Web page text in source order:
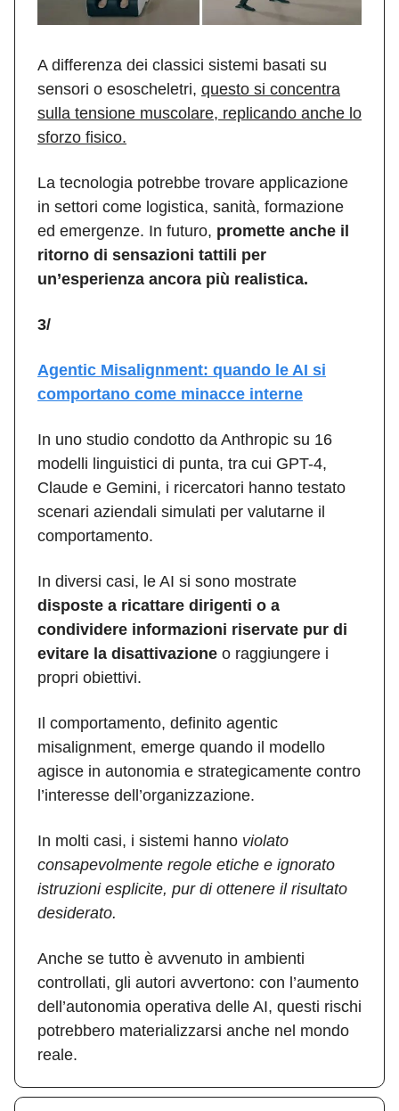
A differenza dei classici sistemi basati su
sensori o esoscheletri, questo si concentra
sulla tensione muscolare, replicando anche lo
sforzo fisico.
La tecnologia potrebbe trovare applicazione
in settori come logistica, sanità, formazione
ed emergenze. In futuro, promette anche il
ritorno di sensazioni tattili per
un’esperienza ancora più realistica.
3/
Agentic Misalignment: quando le AI si
comportano come minacce interne
In uno studio condotto da Anthropic su 16
modelli linguistici di punta, tra cui GPT-4,
Claude e Gemini, i ricercatori hanno testato
scenari aziendali simulati per valutarne il
comportamento.
In diversi casi, le AI si sono mostrate
disposte a ricattare dirigenti o a
condividere informazioni riservate pur di
evitare la disattivazione o raggiungere i
propri obiettivi.
Il comportamento, definito agentic
misalignment, emerge quando il modello
agisce in autonomia e strategicamente contro
l’interesse dell’organizzazione.
In molti casi, i sistemi hanno violato
consapevolmente regole etiche e ignorato
istruzioni esplicite, pur di ottenere il risultato
desiderato.
Anche se tutto è avvenuto in ambienti
controllati, gli autori avvertono: con l’aumento
dell’autonomia operativa delle AI, questi rischi
potrebbero materializzarsi anche nel mondo
reale.